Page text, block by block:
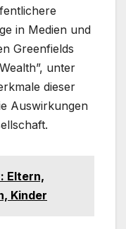
in Medien und
Greenfields
unter
dieser
Auswirkungen
Eltern,
Kinder